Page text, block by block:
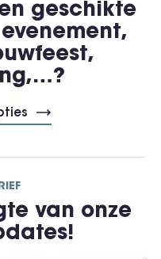
geschikte
van onze